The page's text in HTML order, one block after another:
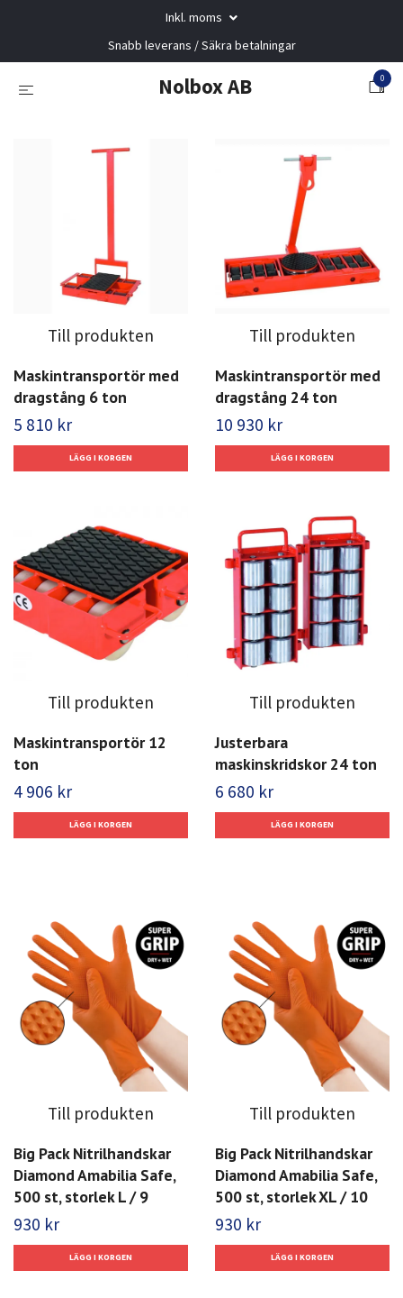
Inkl. moms
Snabb leverans / Säkra betalningar
Nolbox AB 0
Till produkten
Maskintransportör med
dragstång 6 ton
5 810 kr
Till produkten
Maskintransportör med
dragstång 24 ton
10 930 kr
Till produkten
Maskintransportör 12
ton
4 906 kr
Till produkten
Justerbara
maskinskridskor 24 ton
6 680 kr
Till produkten
Big Pack Nitrilhandskar
Diamond Amabilia Safe,
500 st, storlek L / 9
930 kr
Till produkten
Big Pack Nitrilhandskar
Diamond Amabilia Safe,
500 st, storlek XL / 10
930 kr